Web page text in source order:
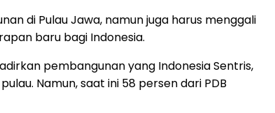
di Pulau Jawa, namun juga harus menggali
baru bagi Indonesia.
pembangunan yang Indonesia Sentris,
Namun, saat ini 58 persen dari PDB